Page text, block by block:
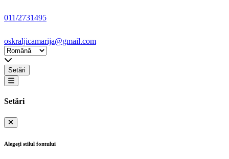
011/2731495
oskraljicamarija@gmail.com
Setări
Setări
Alegeți stilul fontului